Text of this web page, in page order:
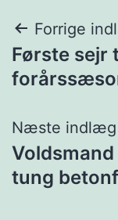
Forrige
Første sejr
Næste indlæg
tung